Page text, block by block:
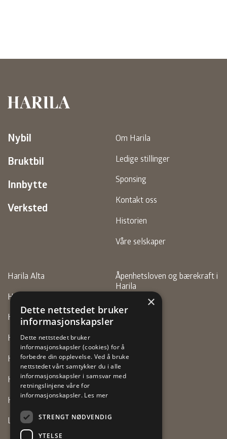
Nybil
Bruktbil
Innbytte
Verksted
Om Harila
Ledige stillinger
Sponsing
Kontakt oss
Historien
Våre selskaper
Harila Alta
Harila Finnsnes
Harila Hammerfest
Harila Motor (Alta)
Harila Motor (Vadsø)
Harila Tromsø
Harila Vestre Jakobselv
Lexus Tromsø
Åpenhetsloven og bærekraft i
Harila
Personvern
×
Dette nettstedet bruker
informasjonskapsler
Dette nettstedet bruker
informasjonskapsler (cookies) for å
forbedre din opplevelse. Ved å bruke
nettstedet vårt samtykker du i alle
informasjonskapsler i samsvar med
retningslinjene våre for
informasjonskapsler. Les mer
STRENGT NØDVENDIG
YTELSE